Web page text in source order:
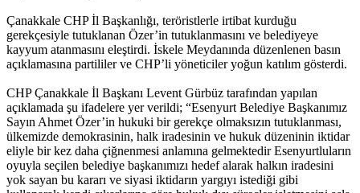
Çanakkale CHP İl Başkanlığı, teröristlerle irtibat kurduğu
gerekçesiyle tutuklanan Özer’in tutuklanmasını ve belediyeye
kayyum atanmasını eleştirdi. İskele Meydanında düzenlenen basın
açıklamasına partililer ve CHP’li yöneticiler yoğun katılım gösterdi.
CHP Çanakkale İl Başkanı Levent Gürbüz tarafından yapılan
açıklamada şu ifadelere yer verildi; “Esenyurt Belediye Başkanımız
Sayın Ahmet Özer’in hukuki bir gerekçe olmaksızın tutuklanması,
ülkemizde demokrasinin, halk iradesinin ve hukuk düzeninin iktidar
eliyle bir kez daha çiğnenmesi anlamına gelmektedir Esenyurtluların
oyuyla seçilen belediye başkanımızı hedef alarak halkın iradesini
yok sayan bu kararı ve siyasi iktidarın yargıyı istediği gibi